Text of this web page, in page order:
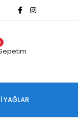
YAĞLAR